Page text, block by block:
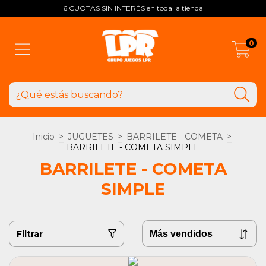
6 CUOTAS SIN INTERÉS en toda la tienda
0
Inicio > JUGUETES > BARRILETE - COMETA >
BARRILETE - COMETA SIMPLE
BARRILETE - COMETA
SIMPLE
Filtrar